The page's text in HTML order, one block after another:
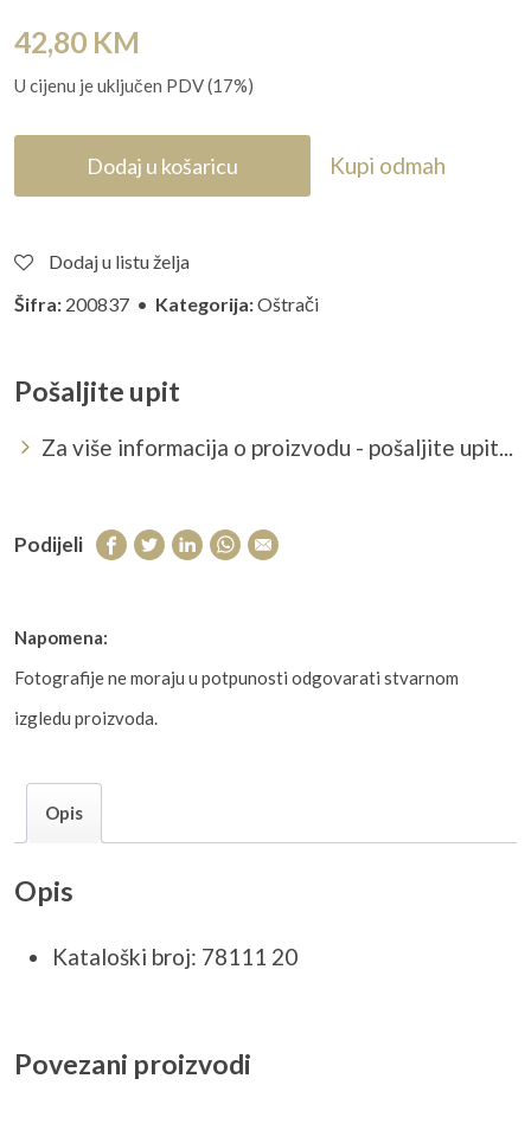
42,80 KM
U cijenu je uključen PDV (17%)
Dodaj u košaricu Kupi odmah
Dodaj u listu želja
Šifra: 200837 • Kategorija:Oštrači
Pošaljite upit
Za više informacija o proizvodu - pošaljite upit...
Podijeli
Napomena:
Fotografije ne moraju u potpunosti odgovarati stvarnom
izgledu proizvoda.
Opis
Opis
Kataloški broj: 78111 20
Povezani proizvodi